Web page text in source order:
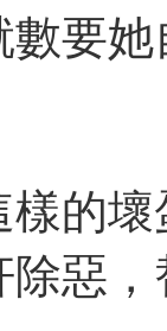
要
的
惡